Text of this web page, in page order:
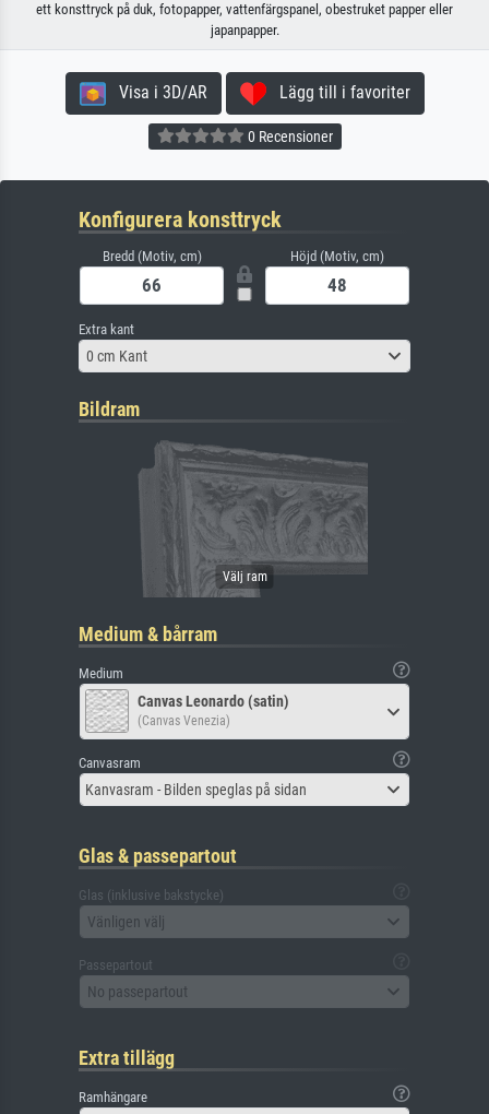
ett konsttryck på duk, fotopapper, vattenfärgspanel, obestruket papper eller
japanpapper.
Visa i 3D/AR Lägg till i favoriter
0 Recensioner
Konfigurera konsttryck
Bredd (Motiv, cm) Höjd (Motiv, cm)
Extra kant
0 cm Kant
Bildram
Medium & bårram
Medium
Canvas Leonardo (satin)
(Canvas Venezia)
Canvasram
Kanvasram - Bilden speglas på sidan
Glas & passepartout
Glas (inklusive bakstycke)
Vänligen välj
Passepartout
No passepartout
Extra tillägg
Ramhängare